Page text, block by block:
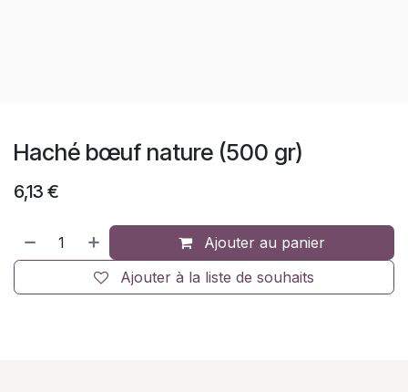
Haché bœuf nature (500 gr)
6,13 €
Ajouter au panier
Ajouter à la liste de souhaits